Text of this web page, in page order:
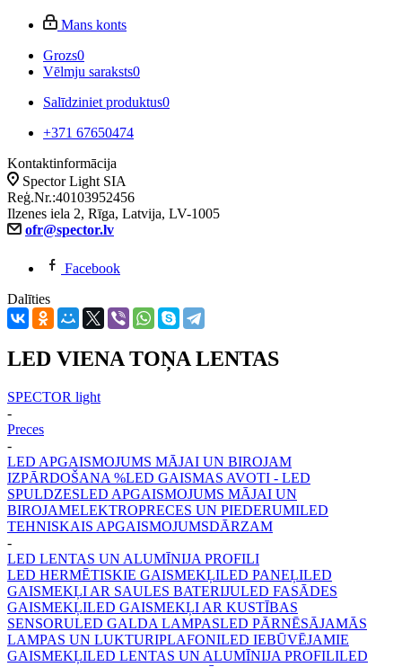
Mans konts
Grozs0
Vēlmju saraksts0
Salīdziniet produktus0
+371 67650474
Kontaktinformācija
Spector Light SIA
Reģ.Nr.:40103952456
Ilzenes iela 2, Rīga, Latvija, LV-1005
ofr@spector.lv
Facebook
Dalīties
LED VIENA TOŅA LENTAS
SPECTOR light
-
Preces
-
LED APGAISMOJUMS MĀJAI UN BIROJAM
IZPĀRDOŠANA %LED GAISMAS AVOTI - LED
SPULDZESLED APGAISMOJUMS MĀJAI UN
BIROJAMELEKTROPRECES UN PIEDERUMILED
TEHNISKAIS APGAISMOJUMSDĀRZAM
-
LED LENTAS UN ALUMĪNIJA PROFILI
LED HERMĒTISKIE GAISMEKĻILED PANEĻILED
GAISMEKĻI AR SAULES BATERIJULED FASĀDES
GAISMEKĻILED GAISMEKĻI AR KUSTĪBAS
SENSORULED GALDA LAMPASLED PĀRNĒSĀJAMĀS
LAMPAS UN LUKTURIPLAFONILED IEBŪVĒJAMIE
GAISMEKĻILED LENTAS UN ALUMĪNIJA PROFILILED